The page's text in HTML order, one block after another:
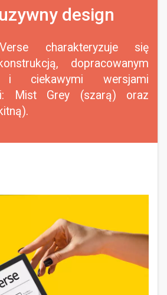
design
charakteryzuje się
dopracowanym
i ciekawymi wersjami
Mist Grey (szarą) oraz